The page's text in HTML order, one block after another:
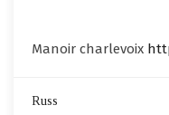
Manoir charlevoix
Russ